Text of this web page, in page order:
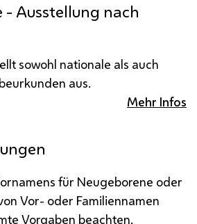
Ausstellung nach
sowohl nationale als auch
aus.
Mehr Infos
für Neugeborene oder
Vor- oder Familiennamen
Vorgaben beachten.